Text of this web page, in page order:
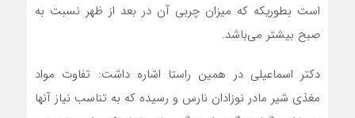
است بطوریکه که میزان چربی آن در بعد از ظهر نسبت به
صبح بیشتر می‌باشد.
دکتر اسماعیلی در همین راستا اشاره داشت: تفاوت مواد
مغذی شیر مادر نوزادان نارس و رسیده که به تناسب نیاز آنها